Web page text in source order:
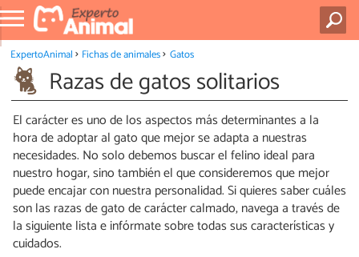
ExpertoAnimal Fichas de animales Gatos
Razas de gatos solitarios
El carácter es uno de los aspectos más determinantes a la
hora de adoptar al gato que mejor se adapta a nuestras
necesidades. No solo debemos buscar el felino ideal para
nuestro hogar, sino también el que consideremos que mejor
puede encajar con nuestra personalidad. Si quieres saber cuáles
son las razas de gato de carácter calmado, navega a través de
la siguiente lista e infórmate sobre todas sus características y
cuidados.